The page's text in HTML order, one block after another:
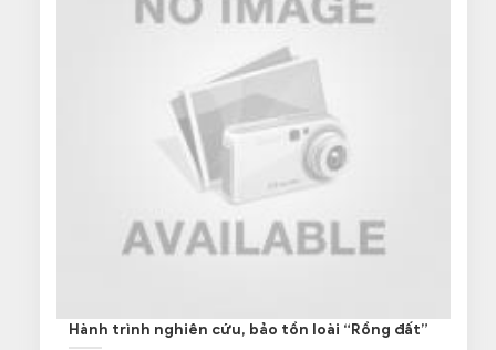
Hành trình nghiên cứu, bảo tồn loài “Rồng đất”